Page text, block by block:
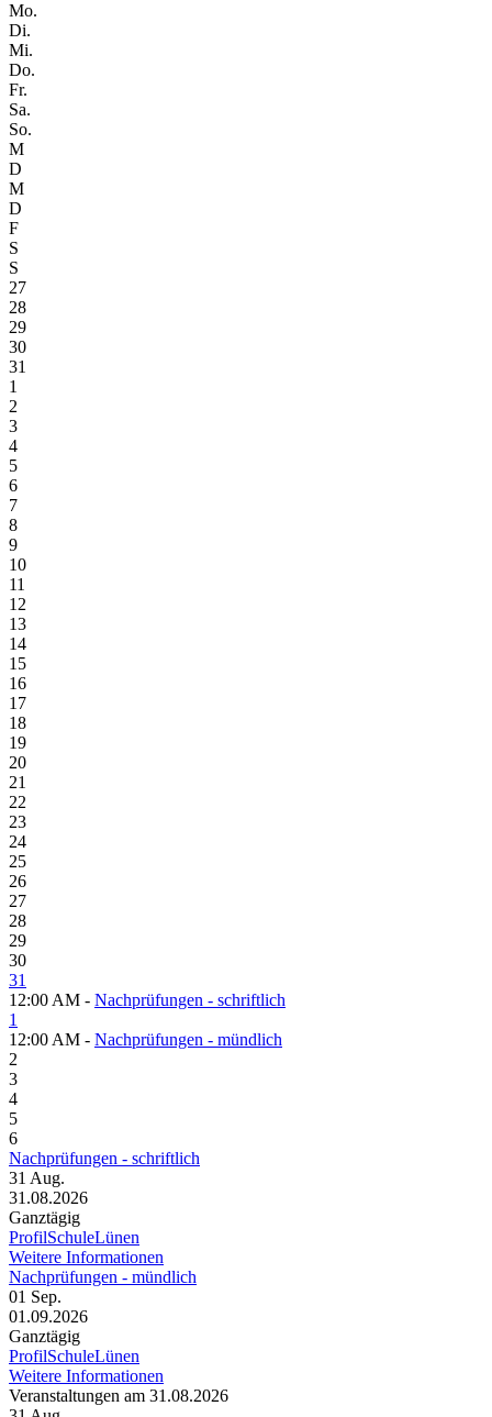
Mo.
Di.
Mi.
Do.
Fr.
Sa.
So.
M
D
M
D
F
S
S
27
28
29
30
31
1
2
3
4
5
6
7
8
9
10
11
12
13
14
15
16
17
18
19
20
21
22
23
24
25
26
27
28
29
30
31
12:00 AM - Nachprüfungen - schriftlich
1
12:00 AM - Nachprüfungen - mündlich
2
3
4
5
6
Nachprüfungen - schriftlich
31 Aug.
31.08.2026
Ganztägig
ProfilSchuleLünen
Weitere Informationen
Nachprüfungen - mündlich
01 Sep.
01.09.2026
Ganztägig
ProfilSchuleLünen
Weitere Informationen
Veranstaltungen am 31.08.2026